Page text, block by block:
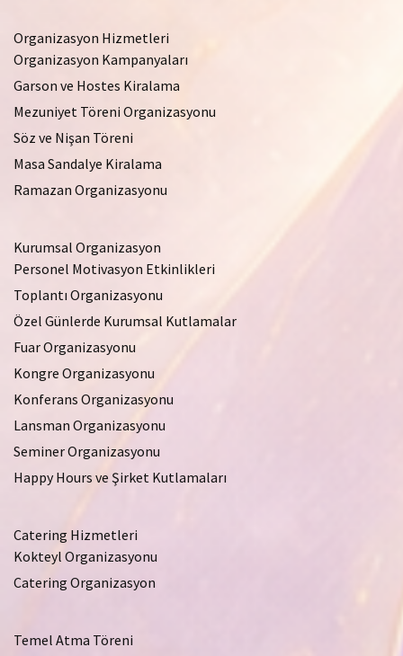
Organizasyon Hizmetleri
Organizasyon Kampanyaları
Garson ve Hostes Kiralama
Mezuniyet Töreni Organizasyonu
Söz ve Nişan Töreni
Masa Sandalye Kiralama
Ramazan Organizasyonu
Kurumsal Organizasyon
Personel Motivasyon Etkinlikleri
Toplantı Organizasyonu
Özel Günlerde Kurumsal Kutlamalar
Fuar Organizasyonu
Kongre Organizasyonu
Konferans Organizasyonu
Lansman Organizasyonu
Seminer Organizasyonu
Happy Hours ve Şirket Kutlamaları
Catering Hizmetleri
Kokteyl Organizasyonu
Catering Organizasyon
Temel Atma Töreni